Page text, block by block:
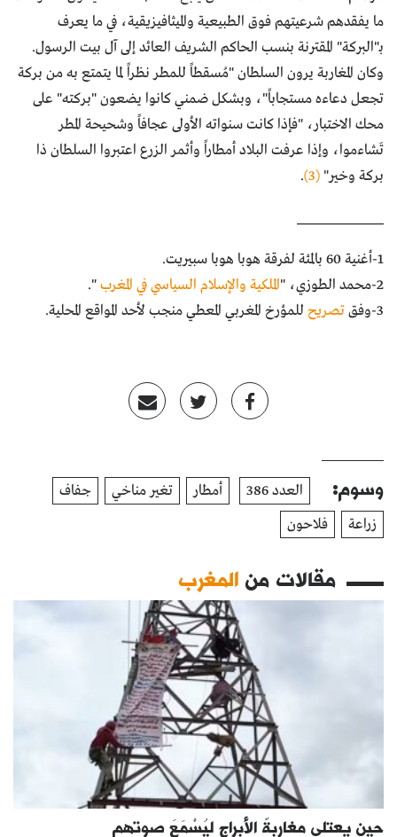
ما يفقدهم شرعيتهم فوق الطبيعية والميثافيزيقية، في ما يعرف
بـ"البركة" المقترنة بنسب الحاكم الشريف العائد إلى آل بيت الرسول.
وكان المغاربة يرون السلطان "مُسقطاً للمطر نظراً لما يتمتع به من بركة
تجعل دعاءه مستجاباً"، وبشكل ضمني كانوا يضعون "بركته" على
محك الاختبار، "فإذا كانت سنواته الأولى عجافاً وشحيحة المطر
تَشاءموا، وإذا عرفت البلاد أمطاراً وأثمر الزرع اعتبروا السلطان ذا
بركة وخير" (3)
.
1-أغنية 60 بالمئة لفرقة هوبا هوبا سبيريت.
2-محمد الطوزي، "
الملكية والإسلام السياسي في المغرب".
3-وفق
تصريح للمؤرخ المغربي المعطي منجب لأحد المواقع المحلية.
وسوم: العدد 386 أمطار تغير مناخي
جفاف
زراعة
فلاحون
مقالات منالمغرب
حين يعتلي مغاربةٌ الأبراج ليُسْمَعَ صوتهم